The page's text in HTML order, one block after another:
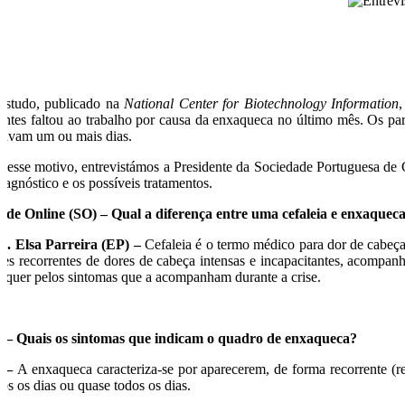
publicado na National Center for Biotechnology Information
faltou ao trabalho por causa da enxaqueca no último mês. Os
um ou mais dias.
esse motivo, entrevistámos a Presidente da Sociedade Portuguesa
e os possíveis tratamentos.
Online (SO) – Qual a diferença entre uma cefaleia e
Elsa Parreira (EP) –Cefaleia é o termo médico para dor de
recorrentes de dores de cabeça intensas e incapacitantes,
quer pelos sintomas que a acompanham durante a crise.
– Quais os sintomas que indicam o quadro de enxaqueca?
– A enxaqueca caracteriza-se por aparecerem, de forma recorrente
os dias ou quase todos os dias.